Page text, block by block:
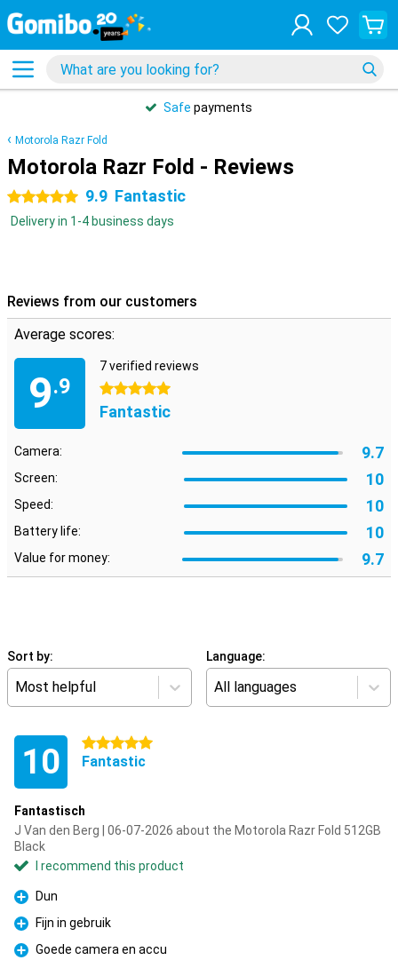
Safe payments
Motorola Razr Fold
Motorola Razr Fold - Reviews
5 stars 9.9 Fantastic
Delivery in 1-4 business days
Reviews from our customers
Average scores:
9.9
7 verified reviews
5 stars
Fantastic
Camera: 9.7
Screen: 10
Speed: 10
Battery life: 10
Value for money: 9.7
Sort by:
Most helpful
Language:
All languages
10 5 stars
Fantastic
Fantastisch
J Van den Berg | 06-07-2026 about the Motorola Razr Fold 512GB
Black
I recommend this product
Pro
Dun
Pro
Fijn in gebruik
Pro
Goede camera en accu